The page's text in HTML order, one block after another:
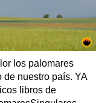
los palomares
nuestro país. YA
libros de